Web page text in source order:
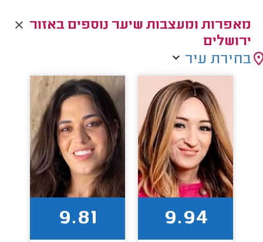
מאפרות ומעצבות שיער נוספים באזור
ירושלים
בחירת עיר
9.94
9.81